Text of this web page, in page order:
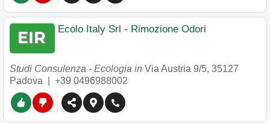
Ecolo Italy Srl - Rimozione Odori
Studi Consulenza - Ecologia in Via Austria 9/5, 35127
Padova
+39 0496988002